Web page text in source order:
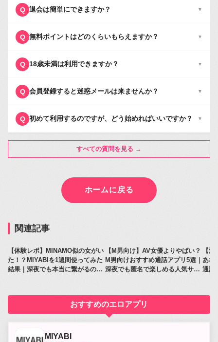
Q 退会は簡単にできますか？ ▼
Q 無料ポイントはどのくらいもらえますか？ ▼
Q 18歳未満は利用できますか？ ▼
Q 会員登録すると迷惑メールは来ませんか？ ▼
Q 初めて利用するのですが、どう始めればいいですか？ ▼
すべての質問を見る →
ホームに戻る
関連記事
【体験レポ】MINAMO似の女がい
た！？MIYABIを1週間使ってみた
結果｜深夜でも本当に繋がるのか
【M男向け】AV女優よりやばい？
M男向けおすすめ通話アプリ5選｜
深夜でも匿名で楽しめる人気サー
【
あな
通話
おすすめのエロアプリ
MIYABI